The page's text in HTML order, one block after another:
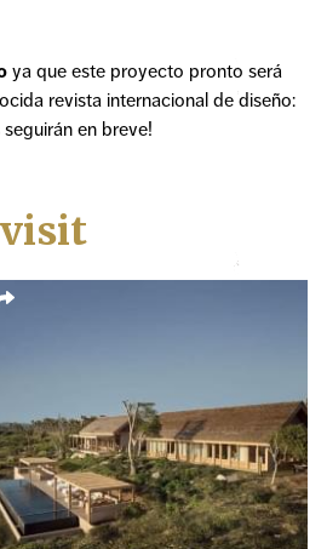
ya que este proyecto pronto será
revista internacional de diseño:
en breve!